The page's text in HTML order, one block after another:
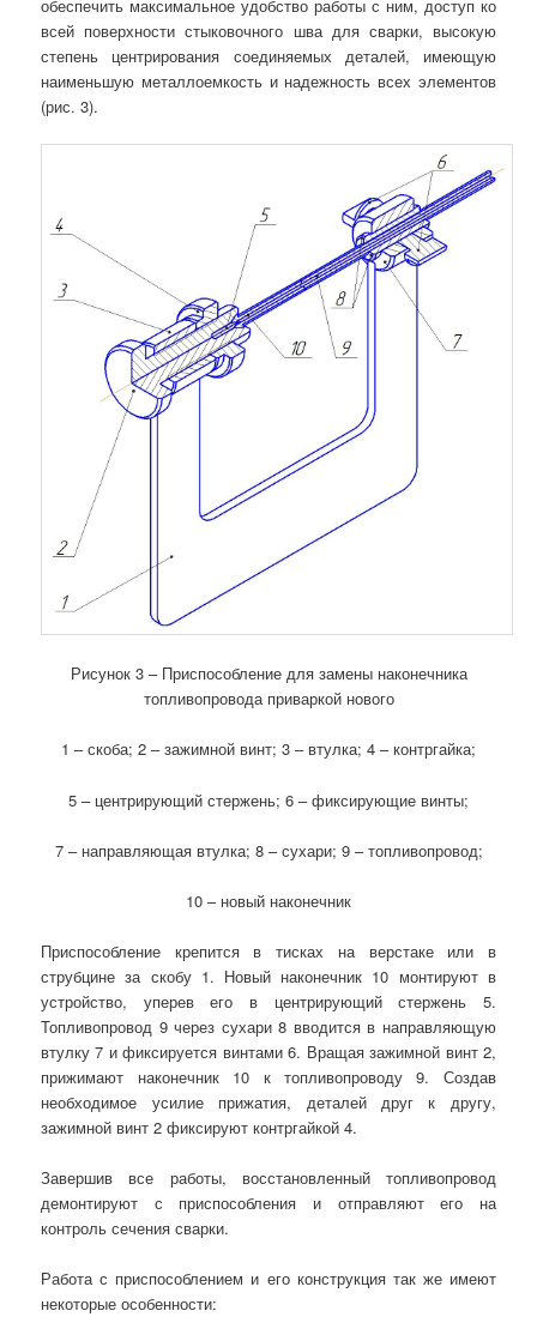
обеспечить максимальное удобство работы с ним, доступ ко
всей поверхности стыковочного шва для сварки, высокую
степень центрирования соединяемых деталей, имеющую
наименьшую металлоемкость и надежность всех элементов
(рис. 3).
Рисунок 3 – Приспособление для замены наконечника
топливопровода приваркой нового
1 – скоба; 2 – зажимной винт; 3 – втулка; 4 – контргайка;
5 – центрирующий стержень; 6 – фиксирующие винты;
7 – направляющая втулка; 8 – сухари; 9 – топливопровод;
10 – новый наконечник
Приспособление крепится в тисках на верстаке или в
струбцине за скобу 1. Новый наконечник 10 монтируют в
устройство, уперев его в центрирующий стержень 5.
Топливопровод 9 через сухари 8 вводится в направляющую
втулку 7 и фиксируется винтами 6. Вращая зажимной винт 2,
прижимают наконечник 10 к топливопроводу 9. Создав
необходимое усилие прижатия, деталей друг к другу,
зажимной винт 2 фиксируют контргайкой 4.
Завершив все работы, восстановленный топливопровод
демонтируют с приспособления и отправляют его на
контроль сечения сварки.
Работа с приспособлением и его конструкция так же имеют
некоторые особенности: